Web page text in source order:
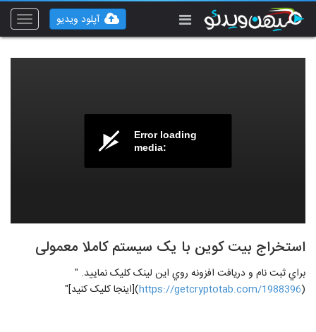
Toggle
آپلود ویدیو
Error loading
media:
استخراج بیت کوین با یک سیستم کاملا معمولی
براي ثبت نام و دريافت افزونه روي اين لينک کليک نماييد. "
(
https://getcryptotab.com/1988396)[اینجا کلیک کنید]"